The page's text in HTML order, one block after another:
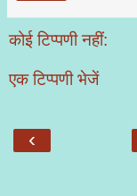
कोई टिप्पणी नहीं:
एक टिप्पणी भेजें
‹